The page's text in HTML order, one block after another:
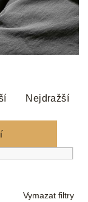
Nejdražší
Vymazat filtry